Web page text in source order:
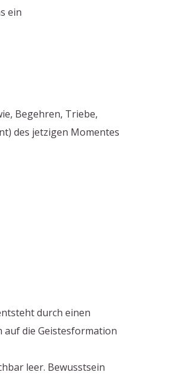
ein
Begehren, Triebe,
des jetzigen Momentes
durch einen
auf die Geistesformation
leer. Bewusstsein